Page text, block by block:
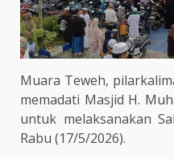
Muara Teweh,
memadati Masjid H.
untuk melaksanakan
Rabu (17/5/2026).